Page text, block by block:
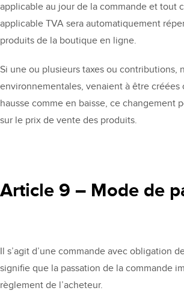
applicable au jour de la commande et tout
applicable TVA sera automatiquement
produits de la boutique en ligne.
Si une ou plusieurs taxes ou contributions,
environnementales, venaient à être créées
hausse comme en baisse, ce changement
sur le prix de vente des produits.
Article 9 – Mode de
Il s’agit d’une commande avec obligation
signifie que la passation de la commande
règlement de l’acheteur.